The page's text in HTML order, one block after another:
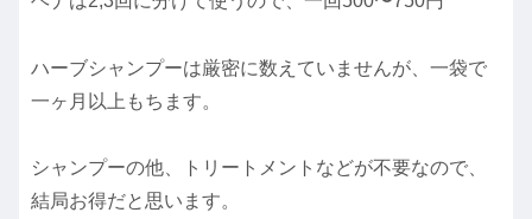
ハーブシャンプーは厳密に数えていませんが、一袋で
一ヶ月以上もちます。
シャンプーの他、トリートメントなどが不要なので、
結局お得だと思います。